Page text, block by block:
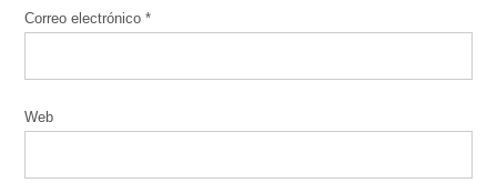
Correo electrónico*
Web